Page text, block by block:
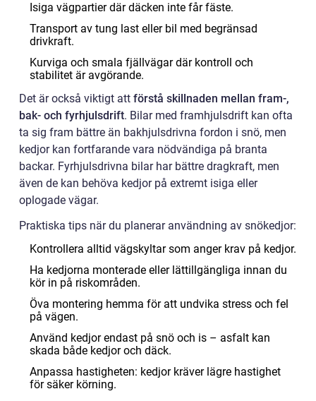
Isiga vägpartier där däcken inte får fäste.
Transport av tung last eller bil med begränsad
drivkraft.
Kurviga och smala fjällvägar där kontroll och
stabilitet är avgörande.
Det är också viktigt att förstå skillnaden mellan fram-,
bak- och fyrhjulsdrift. Bilar med framhjulsdrift kan ofta
ta sig fram bättre än bakhjulsdrivna fordon i snö, men
kedjor kan fortfarande vara nödvändiga på branta
backar. Fyrhjulsdrivna bilar har bättre dragkraft, men
även de kan behöva kedjor på extremt isiga eller
oplogade vägar.
Praktiska tips när du planerar användning av snökedjor:
Kontrollera alltid vägskyltar som anger krav på kedjor.
Ha kedjorna monterade eller lättillgängliga innan du
kör in på riskområden.
Öva montering hemma för att undvika stress och fel
på vägen.
Använd kedjor endast på snö och is – asfalt kan
skada både kedjor och däck.
Anpassa hastigheten: kedjor kräver lägre hastighet
för säker körning.